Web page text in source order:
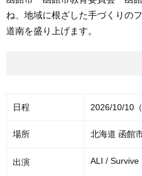
ね、地域に根ざした手づくりの
道南を盛り上げます。
日程 2026/10/10（
場所 北海道 函館
出演 ALI / Survive